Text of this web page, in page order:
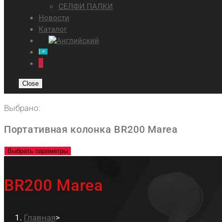
СЕЛФИ ПАЛКИ
Новости
Каталог
0
Close
Выбрано:
Портативная колонка BR200 Marea
Выбрать параметры
BR200 Marea
Главная>